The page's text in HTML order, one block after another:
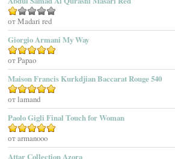
Aedes De Venustas
Aerin Lauder
Aether
Affinessence
Afnan Perfumes
Agatha Ruiz De La Prada
Agatho Parfum
Agent Provocateur
Agnes B
Agonist
Оценка
1
из
5
от Madari red
Giorgio Armani My Way
Оценка5
от Papao
Maison Francis Kurkdjian Baccarat Rouge 540
Оценка5из 5
от lamand
Paolo Gigli Final Touch for Woman
Оценка5из 5
от armanooo
Attar Collection Azora